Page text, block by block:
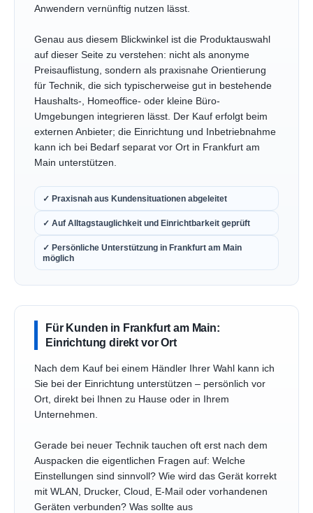
Anwendern vernünftig nutzen lässt.
Genau aus diesem Blickwinkel ist die Produktauswahl
auf dieser Seite zu verstehen: nicht als anonyme
Preisauflistung, sondern als praxisnahe Orientierung
für Technik, die sich typischerweise gut in bestehende
Haushalts-, Homeoffice- oder kleine Büro-
Umgebungen integrieren lässt. Der Kauf erfolgt beim
externen Anbieter; die Einrichtung und Inbetriebnahme
kann ich bei Bedarf separat vor Ort in Frankfurt am
Main unterstützen.
✓ Praxisnah aus Kundensituationen abgeleitet
✓ Auf Alltagstauglichkeit und Einrichtbarkeit geprüft
✓ Persönliche Unterstützung in Frankfurt am Main
möglich
Für Kunden in Frankfurt am Main:
Einrichtung direkt vor Ort
Nach dem Kauf bei einem Händler Ihrer Wahl kann ich
Sie bei der Einrichtung unterstützen – persönlich vor
Ort, direkt bei Ihnen zu Hause oder in Ihrem
Unternehmen.
Gerade bei neuer Technik tauchen oft erst nach dem
Auspacken die eigentlichen Fragen auf: Welche
Einstellungen sind sinnvoll? Wie wird das Gerät korrekt
mit WLAN, Drucker, Cloud, E-Mail oder vorhandenen
Geräten verbunden? Was sollte aus